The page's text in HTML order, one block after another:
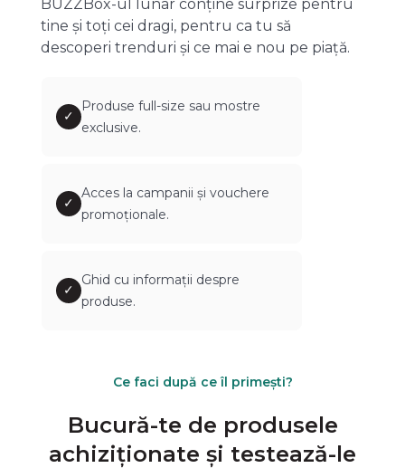
BUZZBox-ul lunar conține surprize pentru
tine și toți cei dragi, pentru ca tu să
descoperi trenduri și ce mai e nou pe piață.
✓
Produse full-size sau mostre
exclusive.
✓
Acces la campanii și vouchere
promoționale.
✓
Ghid cu informații despre
produse.
Ce faci după ce îl primești?
Bucură-te de produsele
achiziționate și testează-le